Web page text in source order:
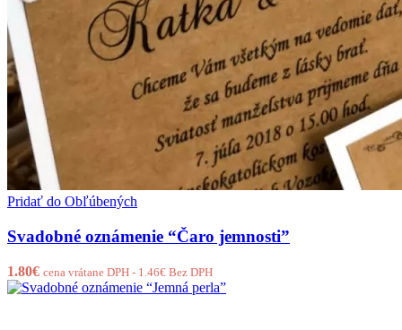
Pridať do Obľúbených
Svadobné oznámenie “Čaro jemnosti”
1.80€ cena vrátane DPH - 1.46€ Bez DPH